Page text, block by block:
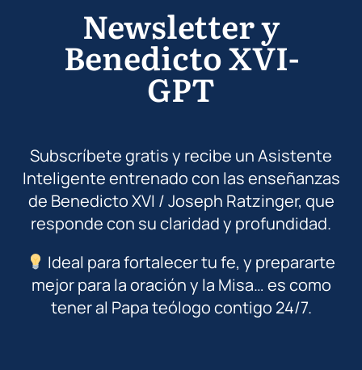
Newsletter y
Benedicto XVI-
GPT
Subscríbete gratis y recibe un Asistente
Inteligente entrenado con las enseñanzas
de Benedicto XVI / Joseph Ratzinger, que
responde con su claridad y profundidad.
Ideal para fortalecer tu fe, y prepararte
mejor para la oración y la Misa… es como
tener al Papa teólogo contigo 24/7.